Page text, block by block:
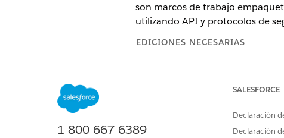
son marcos de trabajo
utilizando API y protocolos de
EDICIONES NECESARIAS
Para crear y gestionar aplicaciones
1-800-667-6389
SALESFORCE
Declaración
Declaración